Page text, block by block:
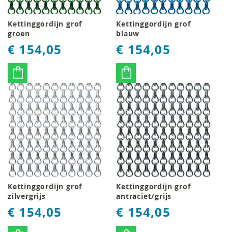
Kettinggordijn grof
groen
€ 154,05
Kettinggordijn grof
blauw
€ 154,05
Kettinggordijn grof
zilvergrijs
€ 154,05
Kettinggordijn grof
antraciet/grijs
€ 154,05